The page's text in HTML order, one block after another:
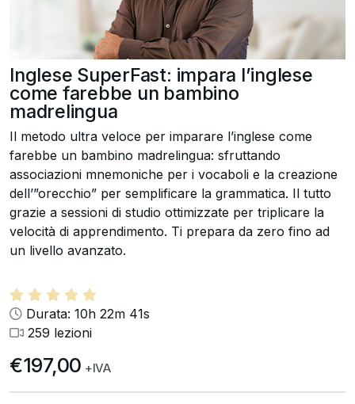
Inglese SuperFast: impara l’inglese
come farebbe un bambino
madrelingua
Il metodo ultra veloce per imparare l’inglese come
farebbe un bambino madrelingua: sfruttando
associazioni mnemoniche per i vocaboli e la creazione
dell’”orecchio” per semplificare la grammatica. Il tutto
grazie a sessioni di studio ottimizzate per triplicare la
velocità di apprendimento. Ti prepara da zero fino ad
un livello avanzato.
Durata: 10h 22m 41s
259 lezioni
€197,00 +IVA